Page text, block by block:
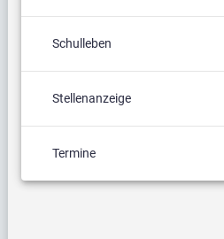
Schulleben
Stellenanzeige
Termine